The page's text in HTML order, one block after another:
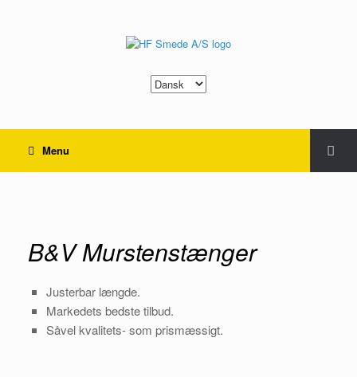
Vælg
sprog
Menu
B&V Murstenstænger
Justerbar længde.
Markedets bedste tilbud.
Såvel kvalitets- som prismæssigt.